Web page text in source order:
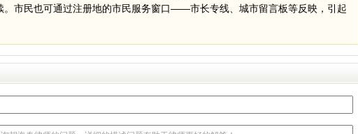
。市民也可通过注册地的市民服务窗口——市长专线、城市留言板等反映，引起